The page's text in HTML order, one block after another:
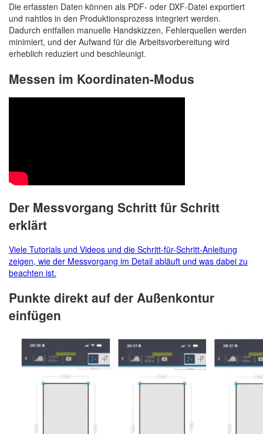
Die erfassten Daten können als PDF- oder DXF-Datei exportiert
und nahtlos in den Produktionsprozess integriert werden.
Dadurch entfallen manuelle Handskizzen, Fehlerquellen werden
minimiert, und der Aufwand für die Arbeitsvorbereitung wird
erheblich reduziert und beschleunigt.
Messen im Koordinaten-Modus
Der Messvorgang Schritt für Schritt
erklärt
Viele Tutorials und Videos und die Schritt-für-Schritt-Anleitung
zeigen, wie der Messvorgang im Detail abläuft und was dabei zu
beachten ist.
Punkte direkt auf der Außenkontur
einfügen